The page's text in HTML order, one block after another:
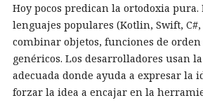
Hoy pocos predican la ortodoxia pura.
lenguajes populares (Kotlin, Swift,
combinar objetos, funciones de
genéricos. Los desarrolladores usan
adecuada donde ayuda a expresar la
forzar la idea a encajar en la